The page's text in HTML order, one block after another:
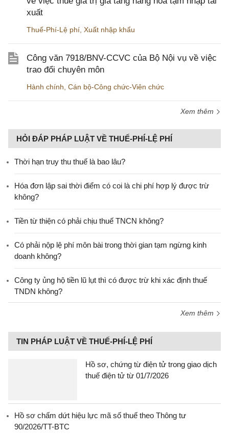
xuất
Thuế-Phí-Lệ phí Xuất nhập khẩu
Công văn 7918/BNV-CCVC của Bộ Nội vụ về việc
trao đổi chuyên môn
Hành chính Cán bộ-Công chức-Viên chức
Xem thêm
HỎI ĐÁP PHÁP LUẬT VỀ THUẾ-PHÍ-LỆ PHÍ
Thời hạn truy thu thuế là bao lâu?
Hóa đơn lập sai thời điểm có coi là chi phí hợp lý được trừ
không?
Tiền từ thiện có phải chịu thuế TNCN không?
Có phải nộp lệ phí môn bài trong thời gian tạm ngừng kinh
doanh không?
Công ty ủng hộ tiền lũ lụt thì có được trừ khi xác định thuế
TNDN không?
Xem thêm
TIN PHÁP LUẬT VỀ THUẾ-PHÍ-LỆ PHÍ
Hồ sơ, chứng từ điện tử trong giao dịch
thuế điện tử từ 01/7/2026
Hồ sơ chấm dứt hiệu lực mã số thuế theo Thông tư
90/2026/TT-BTC